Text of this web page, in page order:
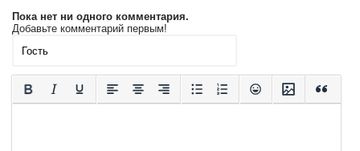
Пока нет ни одного комментария.
Добавьте комментарий первым!